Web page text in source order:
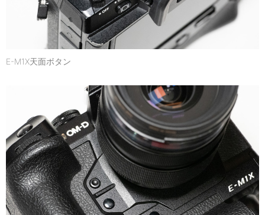
E-M1X天面ボタン